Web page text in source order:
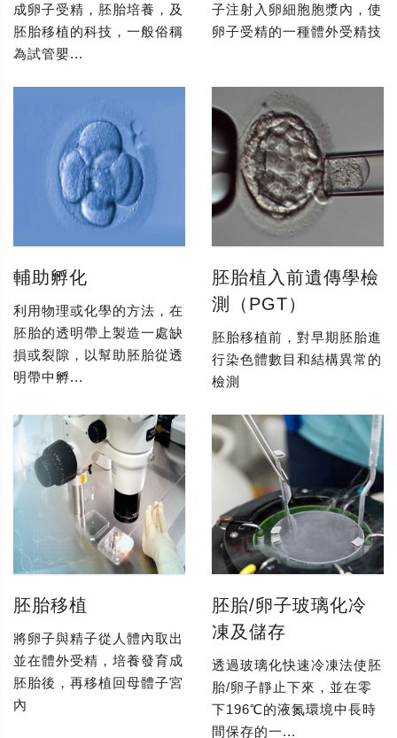
成卵子受精，胚胎培養，及
胚胎移植的科技，一般俗稱
為試管嬰...
子注射入卵細胞胞漿內，使
卵子受精的一種體外受精技
輔助孵化
利用物理或化學的方法，在
胚胎的透明帶上製造一處缺
損或裂隙，以幫助胚胎從透
明帶中孵...
胚胎植入前遺傳學檢
測（PGT）
胚胎移植前，對早期胚胎進
行染色體數目和結構異常的
檢測
胚胎移植
將卵子與精子從人體內取出
並在體外受精，培養發育成
胚胎後，再移植回母體子宮
內
胚胎/卵子玻璃化冷
凍及儲存
透過玻璃化快速冷凍法使胚
胎/卵子靜止下來，並在零
下196℃的液氮環境中長時
間保存的一...